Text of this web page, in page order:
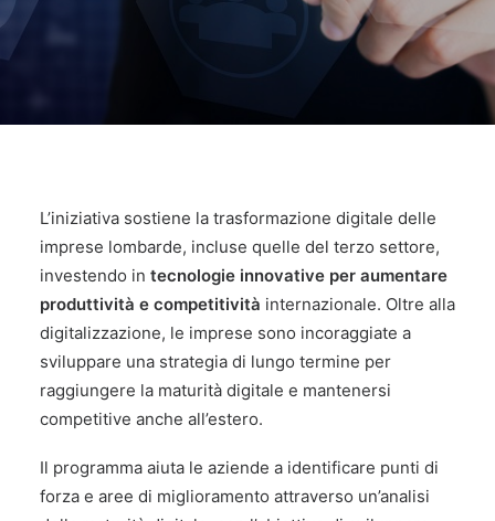
L’iniziativa sostiene la trasformazione digitale delle
imprese lombarde, incluse quelle del terzo settore,
investendo in tecnologie innovative per aumentare
produttività e competitività internazionale. Oltre alla
digitalizzazione, le imprese sono incoraggiate a
sviluppare una strategia di lungo termine per
raggiungere la maturità digitale e mantenersi
competitive anche all’estero.
Il programma aiuta le aziende a identificare punti di
forza e aree di miglioramento attraverso un’analisi